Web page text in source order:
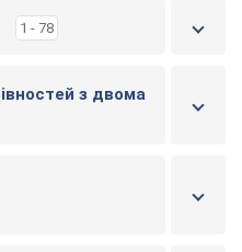
1 - 78
з двома